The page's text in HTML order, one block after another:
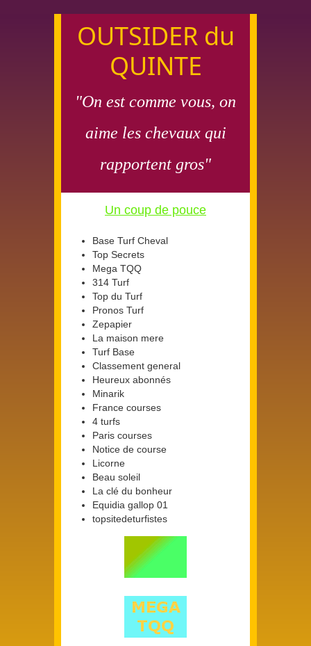
OUTSIDER du
QUINTE
"On est comme vous, on
aime les chevaux qui
rapportent gros"
Un coup de pouce
Base Turf Cheval
Top Secrets
Mega TQQ
314 Turf
Top du Turf
Pronos Turf
Zepapier
La maison mere
Turf Base
Classement general
Heureux abonnés
Minarik
France courses
4 turfs
Paris courses
Notice de course
Licorne
Beau soleil
La clé du bonheur
Equidia gallop 01
topsitedeturfistes